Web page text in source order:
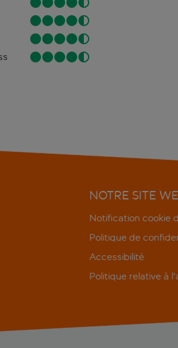
NOTRE SITE
Notification cookie
Politique de
Accessibilité
Politique relative à